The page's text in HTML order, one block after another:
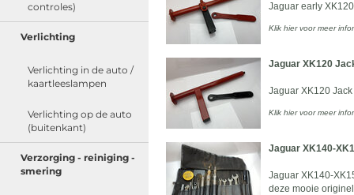
controles)
Verlichting
Verlichting in de auto /
kaartleeslampen
Verlichting op de auto
(buitenkant)
Verzorging - reiniging -
smering
Jaguar early
Klik hier voor meer
Jaguar XK120
Jaguar XK120
Klik hier voor meer
Jaguar XK140-
Jaguar XK140-
deze mooie